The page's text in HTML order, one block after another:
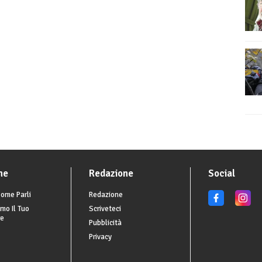
Parli
Il Tuo
Redazione
Redazione
Scriveteci
Pubblicità
Privacy
Social